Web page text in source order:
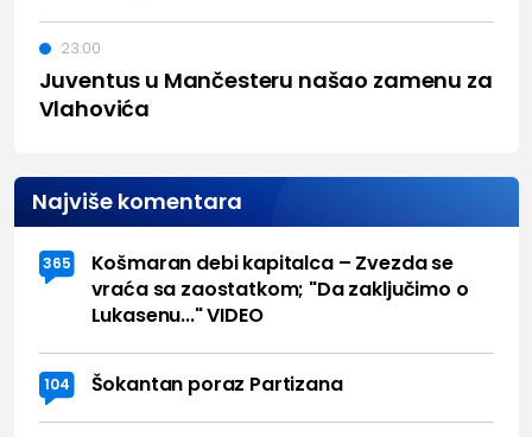
Juventus u Mančesteru našao zamenu za
Vlahovića
23:00
Najviše komentara
365
Košmaran debi kapitalca – Zvezda se
vraća sa zaostatkom; "Da zaključimo o
Lukasenu..." VIDEO
104 Šokantan poraz Partizana